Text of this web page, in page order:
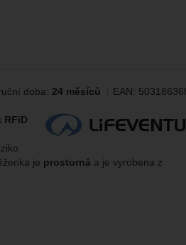
doba: 24 měsíců EAN:
Výrobce:
RFiD
je prostorná a je vyrobena z